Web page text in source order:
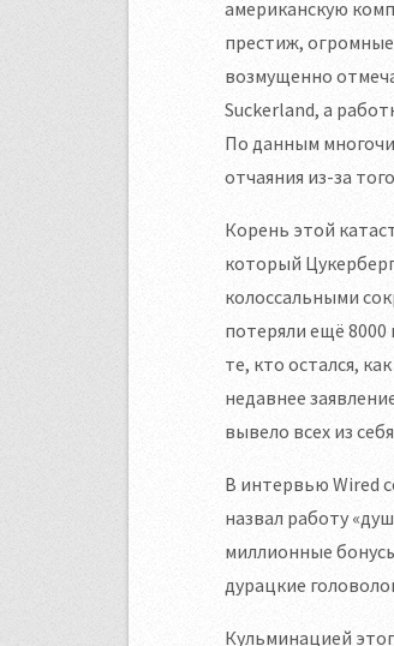
американскую
престиж, огромные
возмущенно
Suckerland, а
По данным
отчаяния из-за
Корень этой
который
колоссальными
потеряли ещё
те, кто остался,
недавнее
вывело всех из
В интервью Wired
назвал работу
миллионные
дурацкие
Кульминацией